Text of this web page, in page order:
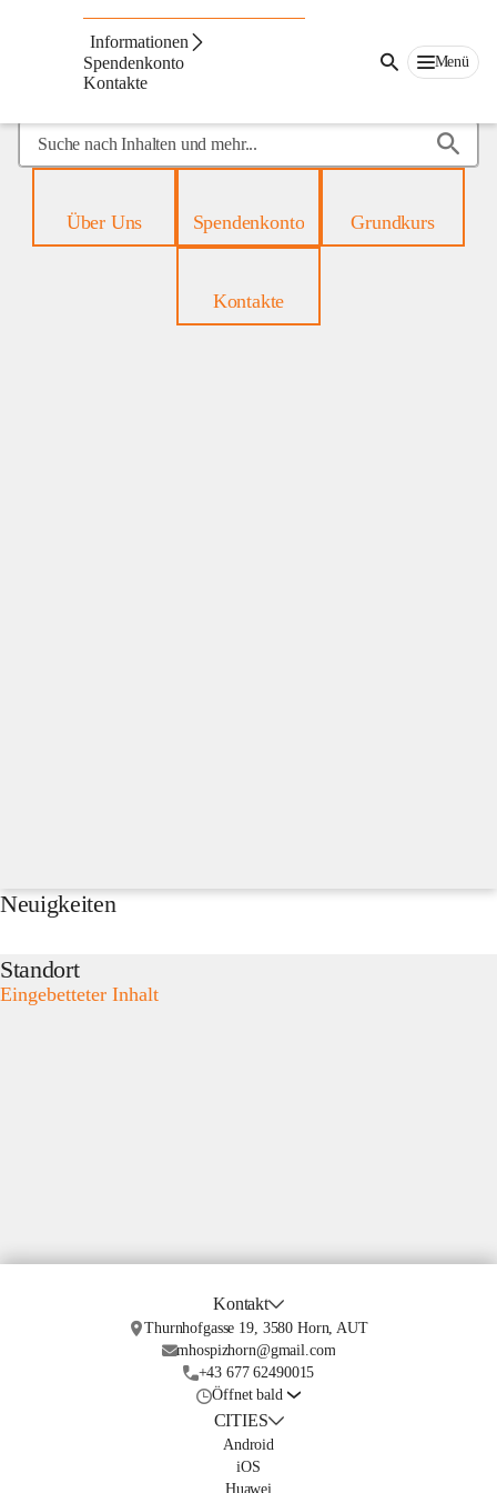
Informationen
Spendenkonto
Kontakte
Menü
Suche
nach
mehr...Über Uns Spendenkonto Grundkurs
Kontakte
Neuigkeiten
Standort
Eingebetteter Inhalt
Kontakt
Thurnhofgasse 19, 3580 Horn, AUT
mhospizhorn@gmail.com
+43 677 62490015
Öffnet bald
CITIES
Android
iOS
Huawei